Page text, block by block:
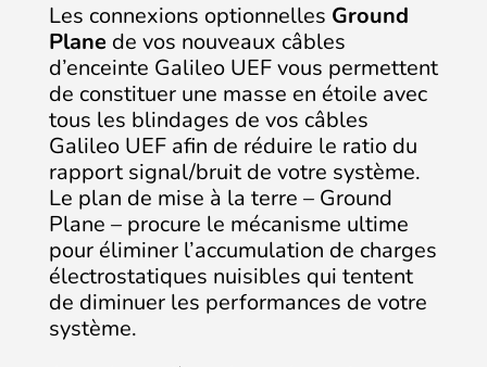
Les connexions optionnelles Ground
Plane de vos nouveaux câbles
d’enceinte Galileo UEF vous permettent
de constituer une masse en étoile avec
tous les blindages de vos câbles
Galileo UEF afin de réduire le ratio du
rapport signal/bruit de votre système.
Le plan de mise à la terre – Ground
Plane – procure le mécanisme ultime
pour éliminer l’accumulation de charges
électrostatiques nuisibles qui tentent
de diminuer les performances de votre
système.